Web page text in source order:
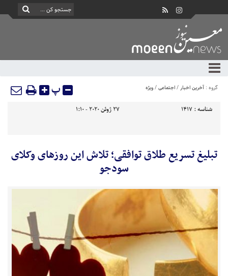
گروه : آخرین اخبار/اجتماعی/ویژه پ
شناسه : 1417 27 ژوئن 2020 - 1:10
تبلیغ تسریع طلاق توافقی؛ تلاش این روزهای وکلای
سودجو